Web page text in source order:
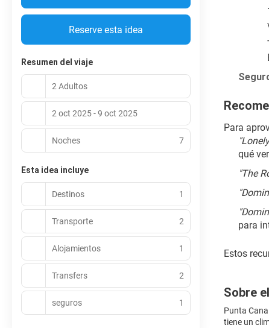
Para
qué
"The
para
Estos
Sobre
Punta
tiene un
Reserve esta idea
Resumen del viaje
2 Adultos
2 oct 2025 - 9 oct 2025
Noches 7
Esta idea incluye
Destinos 1
Transporte 2
Alojamientos 1
Transfers 2
seguros 1